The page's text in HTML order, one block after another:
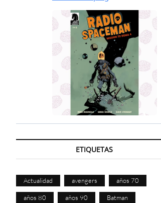
ETIQUETAS
Actualidad avengers años 70
años 80 años 90 Batman